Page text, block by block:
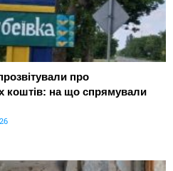
про
коштів: на що спрямували